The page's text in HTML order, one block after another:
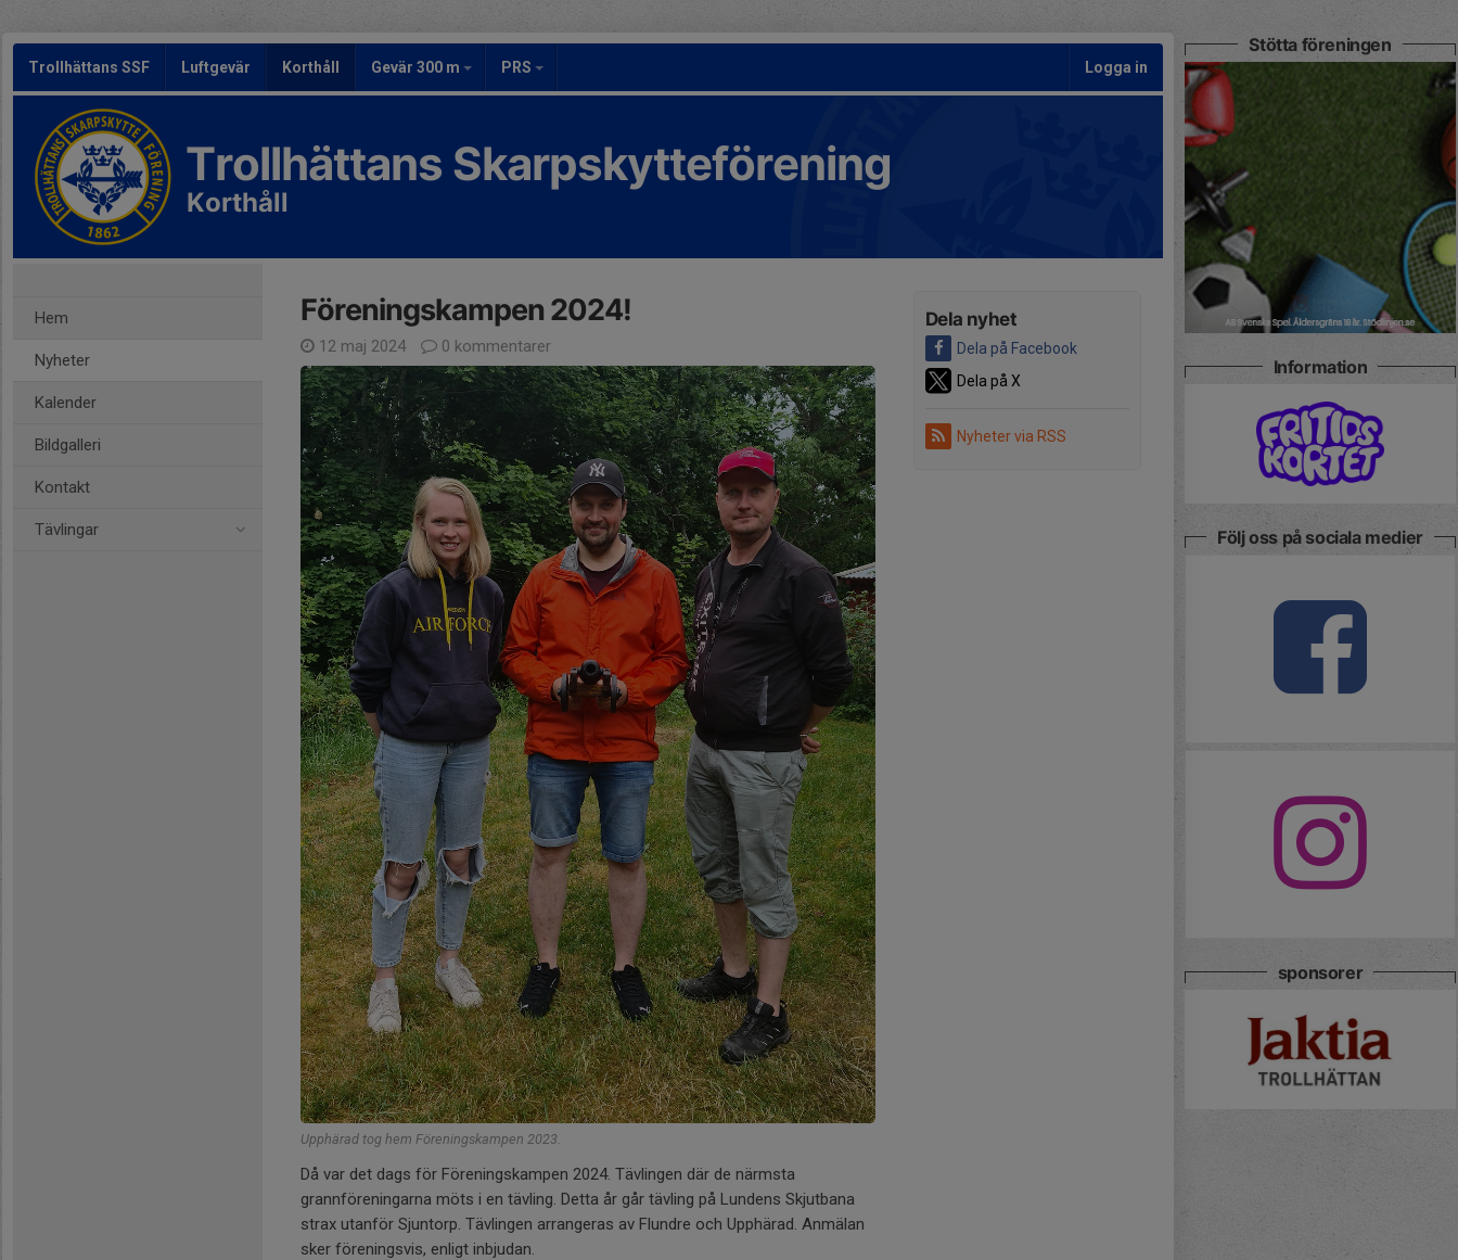
Trollhättans SSF Luftgevär Korthåll Gevär 300 m PRS Logga in
Trollhättans Skarpskytteförening
Korthåll
Hem
Nyheter
Kalender
Bildgalleri
Kontakt
Tävlingar
Dela nyhet
Dela på Facebook
Dela på X
Nyheter via RSS
Föreningskampen 2024!
12 maj 2024 0 kommentarer
Upphärad tog hem Föreningskampen 2023.
Då var det dags för Föreningskampen 2024. Tävlingen där de närmsta
grannföreningarna möts i en tävling. Detta år går tävling på Lundens Skjutbana
strax utanför Sjuntorp. Tävlingen arrangeras av Flundre och Upphärad. Anmälan
sker föreningsvis, enligt inbjudan.
Stötta föreningen
Information
Följ oss på sociala medier
sponsorer